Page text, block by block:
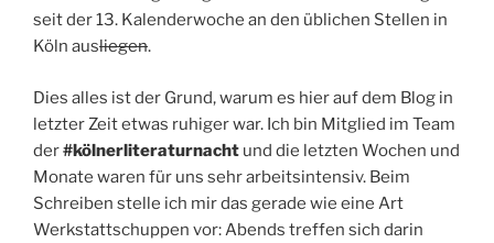
seit der 13. Kalenderwoche an den üblichen Stellen in
Köln ausliegen.
Dies alles ist der Grund, warum es hier auf dem Blog in
letzter Zeit etwas ruhiger war. Ich bin Mitglied im Team
der#kölnerliteraturnacht und die letzten Wochen und
Monate waren für uns sehr arbeitsintensiv. Beim
Schreiben stelle ich mir das gerade wie eine Art
Werkstattschuppen vor: Abends treffen sich darin